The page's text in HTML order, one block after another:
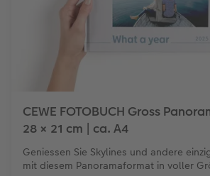
CEWE FOTOBUCH Gross
28 × 21 cm | ca. A4
Geniessen Sie Skylines und andere
mit diesem Panoramaformat in voller